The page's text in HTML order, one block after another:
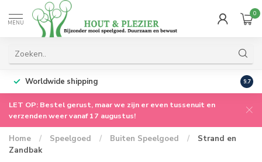
MENU
0
Worldwide shipping 9.7
LET OP: Bestel gerust, maar we zijn er even tussenuit en
verzenden weer vanaf 17 augustus!
Home / Speelgoed / Buiten Speelgoed /
Strand en
Zandbak